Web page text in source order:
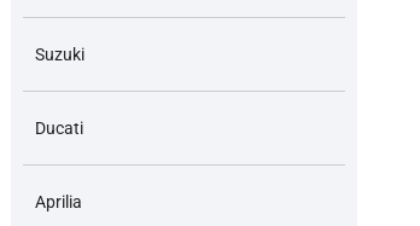
Suzuki
Ducati
Aprilia